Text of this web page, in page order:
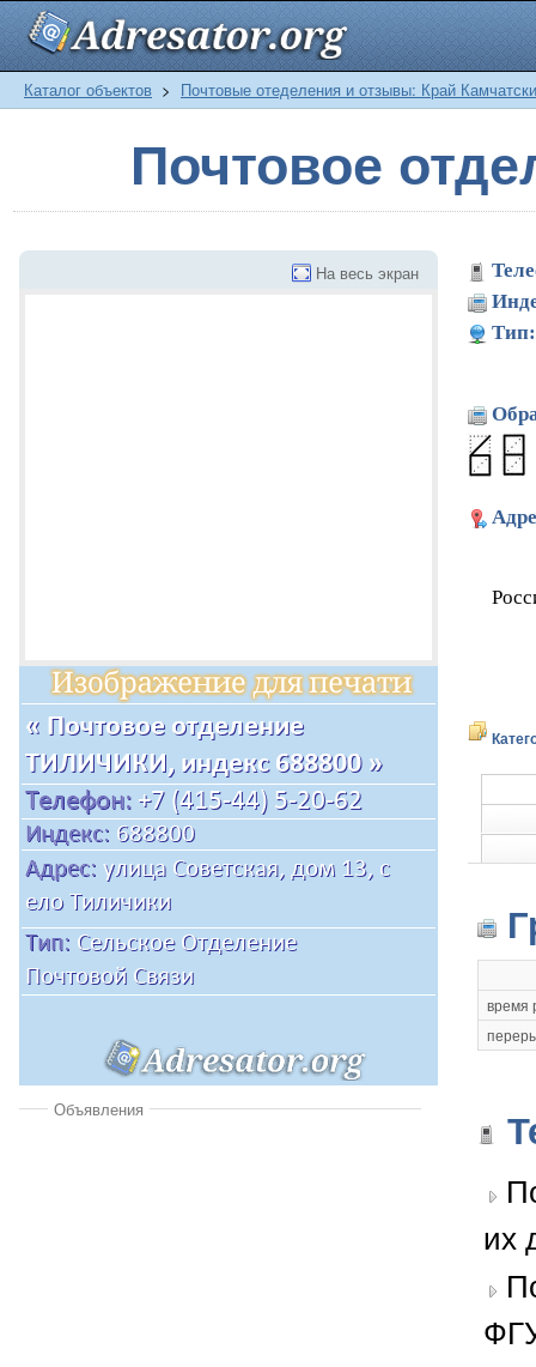
Каталог объектов > Почтовые отеделения и отзывы: Край
Почтовое
На весь экран
Объявления
Тип:
время
их